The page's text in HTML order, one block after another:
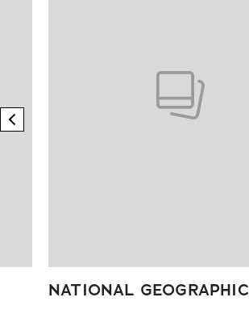
previous element
NATIONAL GEOGRAPHIC